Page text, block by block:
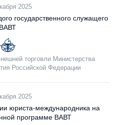
2025
государственного служащего
ВАВТ
торговли Министерства
Российской Федерации
2025
юриста‑международника на
программе ВАВТ